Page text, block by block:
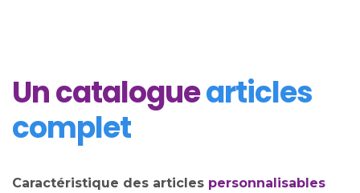
Un cataloguearticles
complet
Caractéristique des articles personnalisables